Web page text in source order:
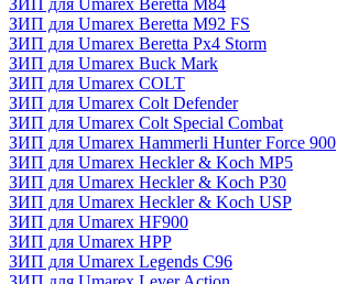
ЗИП для Umarex Beretta M84
ЗИП для Umarex Beretta M92 FS
ЗИП для Umarex Beretta Px4 Storm
ЗИП для Umarex Buck Mark
ЗИП для Umarex COLT
ЗИП для Umarex Colt Defender
ЗИП для Umarex Colt Special Combat
ЗИП для Umarex Hammerli Hunter Force 900
ЗИП для Umarex Heckler & Koch MP5
ЗИП для Umarex Heckler & Koch P30
ЗИП для Umarex Heckler & Koch USP
ЗИП для Umarex HF900
ЗИП для Umarex HPP
ЗИП для Umarex Legends C96